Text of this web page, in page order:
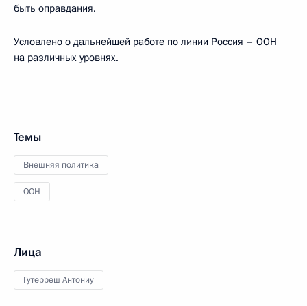
быть оправдания.
Условлено о дальнейшей работе по линии Россия – ООН
на различных уровнях.
Темы
Внешняя политика
ООН
Лица
Гутерреш Антониу